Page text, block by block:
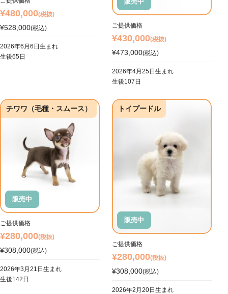
¥480,000(税抜)
¥528,000(税込)
2026年6月6日生まれ
生後65日
ご提供価格
¥430,000(税抜)
¥473,000(税込)
2026年4月25日生まれ
生後107日
チワワ（毛種・スムース）
販売中
ご提供価格
¥280,000(税抜)
¥308,000(税込)
2026年3月21日生まれ
生後142日
トイプードル
販売中
ご提供価格
¥280,000(税抜)
¥308,000(税込)
2026年2月20日生まれ